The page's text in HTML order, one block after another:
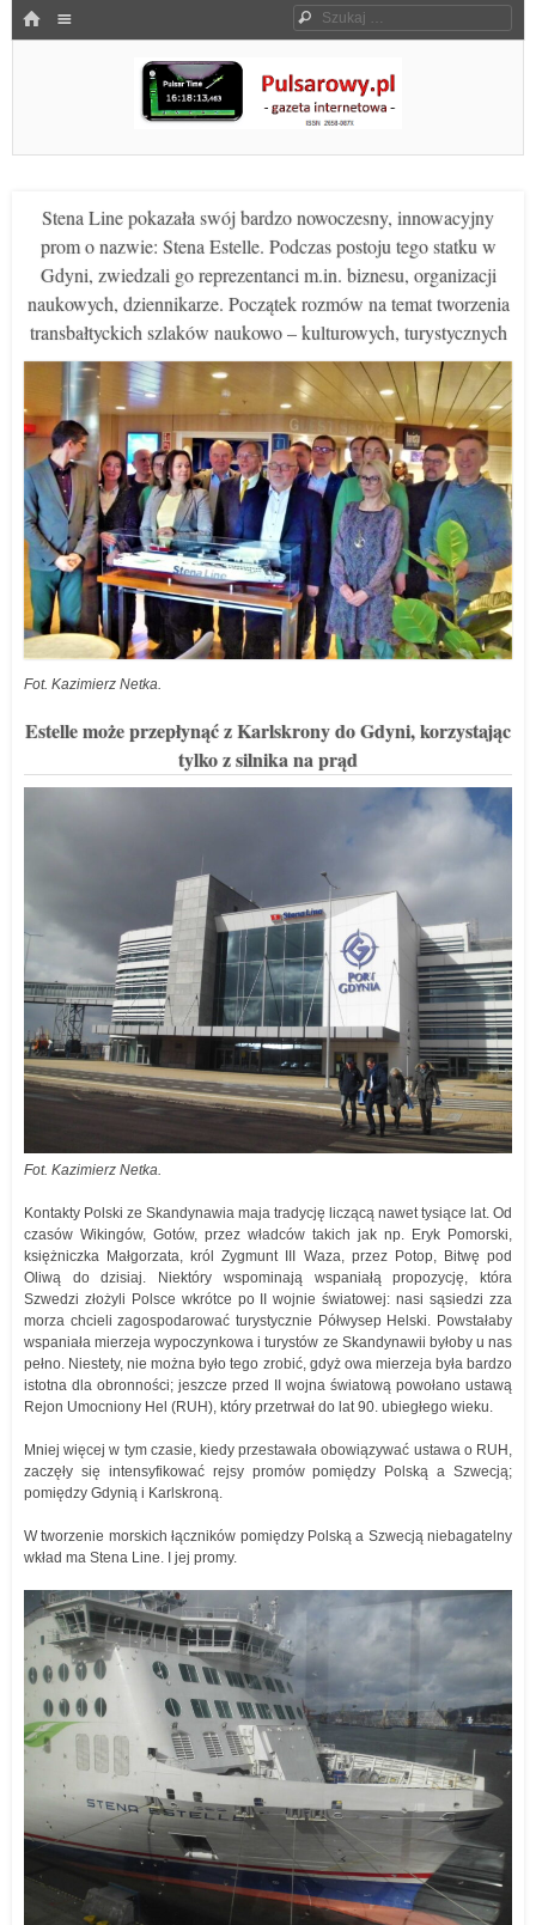
HOME Szukaj
Pulsarowy.pl
Stena Line pokazała swój bardzo nowoczesny, innowacyjny
prom o nazwie: Stena Estelle. Podczas postoju tego statku w
Gdyni, zwiedzali go reprezentanci m.in. biznesu, organizacji
naukowych, dziennikarze. Początek rozmów na temat tworzenia
transbałtyckich szlaków naukowo – kulturowych, turystycznych
Fot. Kazimierz Netka.
Estelle może przepłynąć z Karlskrony do Gdyni, korzystając
tylko z silnika na prąd
Fot. Kazimierz Netka.
Kontakty Polski ze Skandynawia maja tradycję liczącą nawet tysiące lat. Od
czasów Wikingów, Gotów, przez władców takich jak np. Eryk Pomorski,
księżniczka Małgorzata, król Zygmunt III Waza, przez Potop, Bitwę pod
Oliwą do dzisiaj. Niektóry wspominają wspaniałą propozycję, która
Szwedzi złożyli Polsce wkrótce po II wojnie światowej: nasi sąsiedzi zza
morza chcieli zagospodarować turystycznie Półwysep Helski. Powstałaby
wspaniała mierzeja wypoczynkowa i turystów ze Skandynawii byłoby u nas
pełno. Niestety, nie można było tego zrobić, gdyż owa mierzeja była bardzo
istotna dla obronności; jeszcze przed II wojna światową powołano ustawą
Rejon Umocniony Hel (RUH), który przetrwał do lat 90. ubiegłego wieku.
Mniej więcej w tym czasie, kiedy przestawała obowiązywać ustawa o RUH,
zaczęły się intensyfikować rejsy promów pomiędzy Polską a Szwecją;
pomiędzy Gdynią i Karlskroną.
W tworzenie morskich łączników pomiędzy Polską a Szwecją niebagatelny
wkład ma Stena Line. I jej promy.